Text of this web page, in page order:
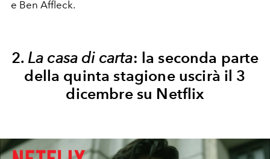
e Ben Affleck.
2. La casa di carta: la seconda parte
della quinta stagione uscirà il 3
dicembre su Netflix